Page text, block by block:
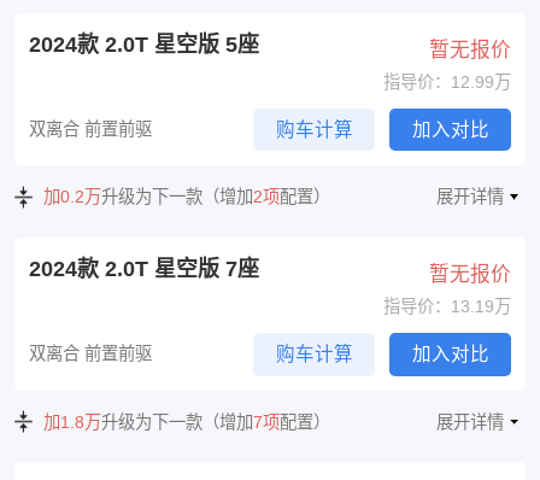
2024款 2.0T 星空版 5座 暂无报价
指导价：12.99万
双离合 前置前驱 购车计算 加入对比
加0.2万升级为下一款（增加2项配置） 展开详情
2024款 2.0T 星空版 7座 暂无报价
指导价：13.19万
双离合 前置前驱 购车计算 加入对比
加1.8万升级为下一款（增加7项配置） 展开详情